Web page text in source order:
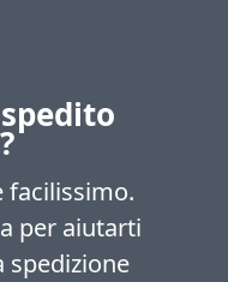
facilissimo.
per aiutarti
spedizione